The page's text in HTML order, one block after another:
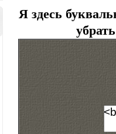
Я здесь